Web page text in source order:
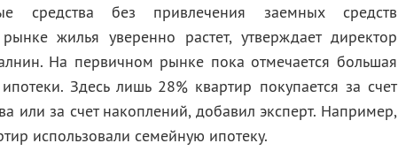
средства без привлечения заемных средств
жилья уверенно растет, утверждает директор
На первичном рынке пока отмечается большая
Здесь лишь 28% квартир покупается за счет
или за счет накоплений, добавил эксперт. Например,
использовали семейную ипотеку.